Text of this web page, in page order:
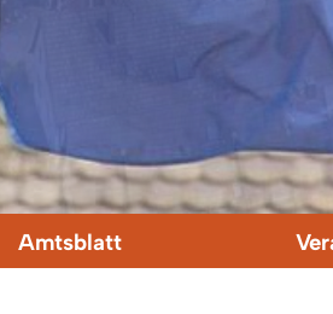
Amtsblatt